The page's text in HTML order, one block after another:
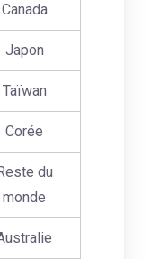
Canada
Japon
Taïwan
Corée
du
monde